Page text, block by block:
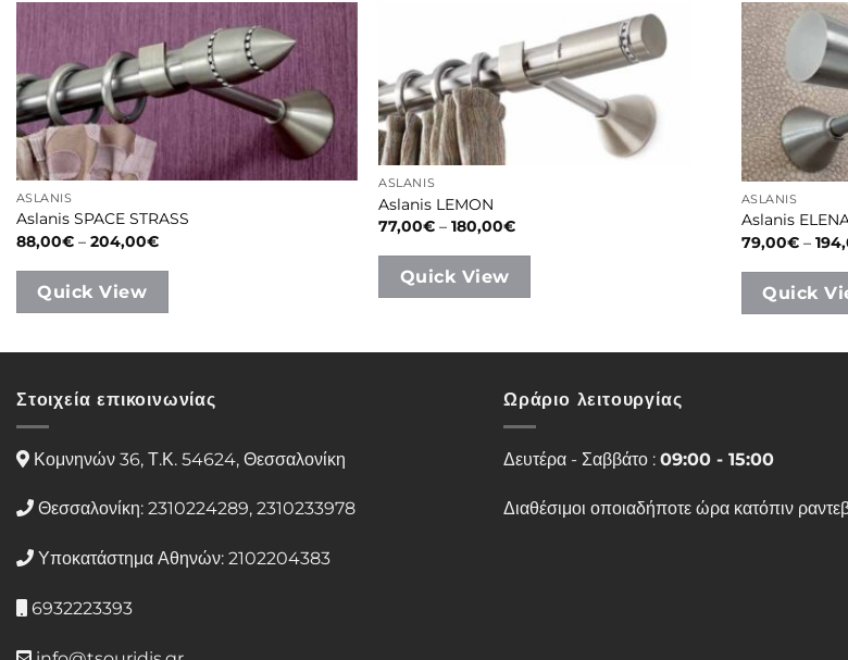
ASLANIS
Aslanis SPACE STRASS
88,00€ – 204,00€Price
88,00€
Quick View
ASLANIS
Aslanis LEMON
77,00€ – 180,00€Price
77,00€
Quick View
ASLANIS
Aslanis
79,00€ –
Quick
Στοιχεία επικοινωνίας
Κομνηνών 36, Τ.Κ. 54624, Θεσσαλονίκη
Θεσσαλονίκη: 2310224289, 2310233978
Υποκατάστημα Αθηνών: 2102204383
6932223393
Ωράριο λειτουργίας
Δευτέρα - Σαββάτο : 09:00 - 15:00
Διαθέσιμοι οποιαδήποτε ώρα κατόπιν